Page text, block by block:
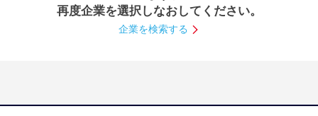
【4年生】
説明会を探す
再度企業を選択しなおしてください。
企業を検索する